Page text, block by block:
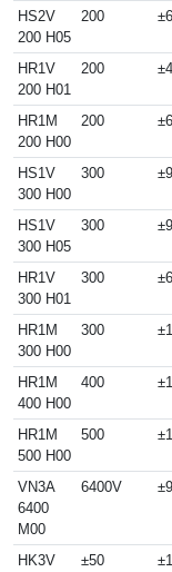
HS2V
200 H05
200
HR1V
200 H01
200
HR1M
200 H00
200
HS1V
300 H00
300
HS1V
300 H05
300
HR1V
300 H01
300
HR1M
300 H00
300
HR1M
400 H00
400
HR1M
500 H00
500
VN3A
6400
M00
6400V
HK3V
±50